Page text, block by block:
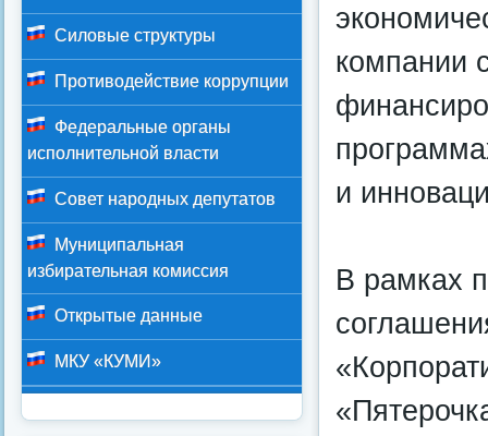
компании
и
В рамках
Силовые структуры
Противодействие коррупции
Федеральные органы
исполнительной власти
Совет народных депутатов
Муниципальная
избирательная комиссия
Открытые данные
МКУ «КУМИ»